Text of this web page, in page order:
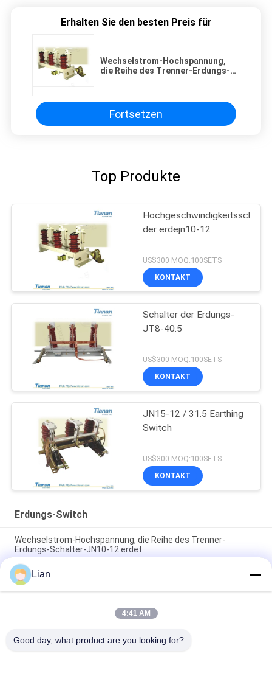
Erhalten Sie den besten Preis für
Wechselstrom-Hochspannung,
die Reihe des Trenner-Erdungs-
Fortsetzen
Top Produkte
Hochgeschwindigkeitsschalter
der erdejn10-12
US$300 MOQ:100SETS
KONTAKT
Schalter der Erdungs-
JT8-40.5
US$300 MOQ:100SETS
KONTAKT
JN15-12 / 31.5 Earthing
Switch
US$300 MOQ:100SETS
KONTAKT
Erdungs-Switch
Wechselstrom-Hochspannung, die Reihe des Trenner-
Erdungs-Schalter-JN10-12 erdet
12 KV-Innen-Wechselstromhochgeschwindigkeitserdungs-
Schalter mit Lampe JN15-12/31,5 Reihe
Schwarze Innen-Reihe des
Wechselstromhochspannungserdungs-Schalter-/Boden-
Lian
4:41 AM
Good day, what product are you looking for?